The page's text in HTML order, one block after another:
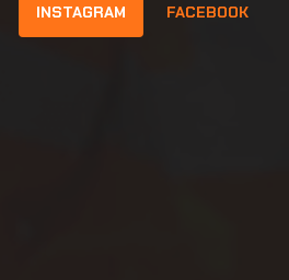
INSTAGRAM FACEBOOK